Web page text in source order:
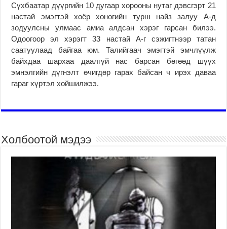
Сүхбаатар дүүргийн 10 дугаар хорооны нутаг дэвсгэрт 21
настай эмэгтэй хоёр хоногийн турш найз залуу А-д
зодуулсны улмаас амиа алдсан хэрэг гарсан билээ.
Одоогоор эл хэрэгт 33 настай А-г сэжигтнээр татан
саатуулаад байгаа юм. Талийгаач эмэгтэй эмчлүүлж
байхдаа шархаа даалгүй нас барсан бөгөөд шүүх
эмнэлгийн дүгнэлт өчиг­дөр гарах байсан ч ирэх даваа
гараг хүртэл хой­шилжээ.
Холбоотой мэдээ